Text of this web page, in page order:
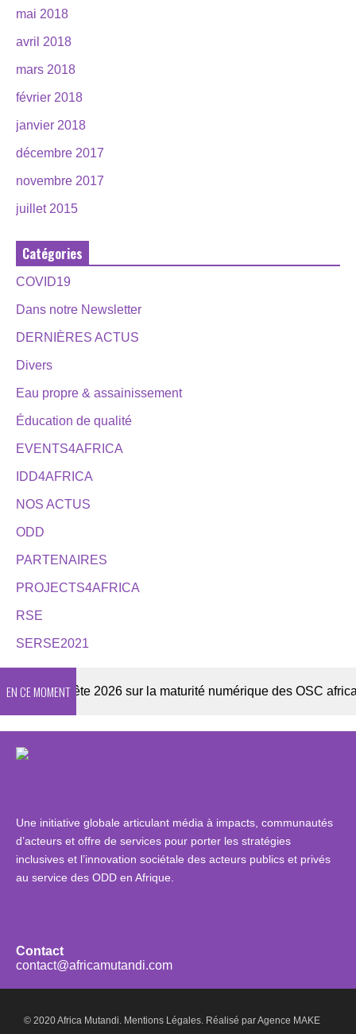
mai 2018
avril 2018
mars 2018
février 2018
janvier 2018
décembre 2017
novembre 2017
juillet 2015
Catégories
COVID19
Dans notre Newsletter
DERNIÈRES ACTUS
Divers
Eau propre & assainissement
Éducation de qualité
EVENTS4AFRICA
IDD4AFRICA
NOS ACTUS
ODD
PARTENAIRES
PROJECTS4AFRICA
RSE
SERSE2021
EN CE MOMENT
Enquête 2026 sur la maturité numérique des OSC africaines
Une initiative globale articulant média à impacts, communautés
d’acteurs et offre de services pour porter les stratégies
inclusives et l’innovation sociétale des acteurs publics et privés
au service des ODD en Afrique.
Contact
contact@africamutandi.com
© 2020 Africa Mutandi. Mentions Légales. Réalisé parAgence MAKE